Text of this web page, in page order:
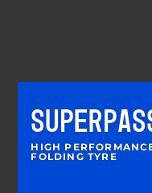
HIGH
FOLDING TYRE